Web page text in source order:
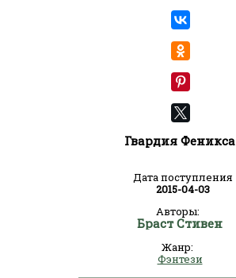
Гвардия Феникса
Дата поступления
2015-04-03
Авторы:
Браст Стивен
Жанр:
Фэнтези